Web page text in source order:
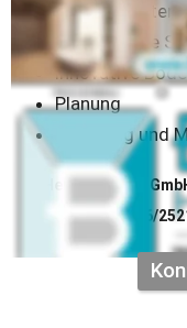
fachgerechter
hochwertige
innovative
Planung
Lieferung und
© Herbert Bauer
+49(0)8546/